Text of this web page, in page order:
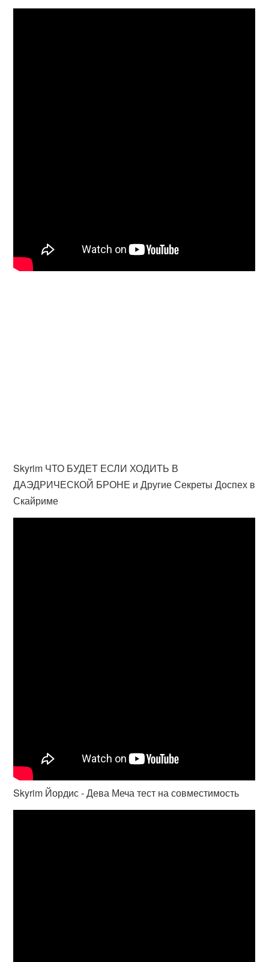
Skyrim ЧТО БУДЕТ ЕСЛИ ХОДИТЬ В
ДАЭДРИЧЕСКОЙ БРОНЕ и Другие Секреты Доспех в
Скайриме
Skyrim Йордис - Дева Меча тест на совместимость